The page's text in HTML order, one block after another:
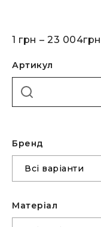
1 грн – 23 004грн
Артикул
Бренд
Матеріал